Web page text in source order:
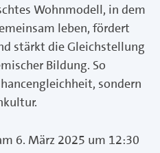
Wohnmodell, in dem
leben, fördert
stärkt die Gleichstellung
Bildung. So
sondern
6. März 2025 um 12:30